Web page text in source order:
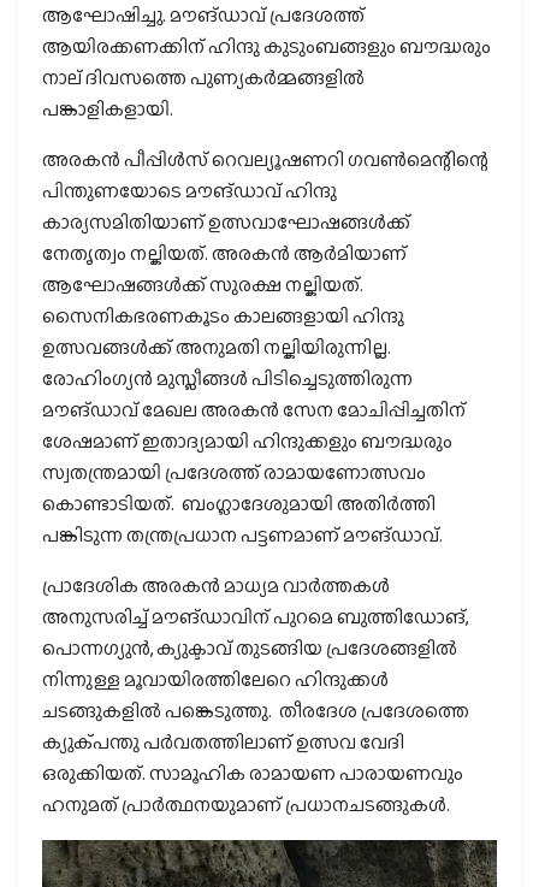
ആഘോഷിച്ചു. മൗങ്ഡാവ് പ്രദേശത്ത്
ആയിരക്കണക്കിന് ഹിന്ദു കുടുംബങ്ങളും ബൗദ്ധരും
നാല് ദിവസത്തെ പുണ്യകര്‍മ്മങ്ങളില്‍
പങ്കാളികളായി.
അരകന്‍ പീപ്പിള്‍സ് റെവല്യൂഷണറി ഗവണ്‍മെന്റിന്റെ
പിന്തുണയോടെ മൗങ്ഡാവ് ഹിന്ദു
കാര്യസമിതിയാണ് ഉത്സവാഘോഷങ്ങള്‍ക്ക്
നേതൃത്വം നല്കിയത്. അരകന്‍ ആര്‍മിയാണ്
ആഘോഷങ്ങള്‍ക്ക് സുരക്ഷ നല്കിയത്.
സൈനികഭരണകൂടം കാലങ്ങളായി ഹിന്ദു
ഉത്സവങ്ങള്‍ക്ക് അനുമതി നല്കിയിരുന്നില്ല.
രോഹിംഗ്യന്‍ മുസ്ലീങ്ങള്‍ പിടിച്ചെടുത്തിരുന്ന
മൗങ്ഡാവ് മേഖല അരകന്‍ സേന മോചിപ്പിച്ചതിന്
ശേഷമാണ് ഇതാദ്യമായി ഹിന്ദുക്കളും ബൗദ്ധരും
സ്വതന്ത്രമായി പ്രദേശത്ത് രാമായണോത്സവം
കൊണ്ടാടിയത്. ബംഗ്ലാദേശുമായി അതിര്‍ത്തി
പങ്കിടുന്ന തന്ത്രപ്രധാന പട്ടണമാണ് മൗങ്ഡാവ്.
പ്രാദേശിക അരകന്‍ മാധ്യമ വാര്‍ത്തകള്‍
അനുസരിച്ച് മൗങ്ഡാവിന് പുറമെ ബുത്തിഡോങ്,
പൊന്നഗ്യുന്‍, ക്യുക്ടാവ് തുടങ്ങിയ പ്രദേശങ്ങളില്‍
നിന്നുള്ള മൂവായിരത്തിലേറെ ഹിന്ദുക്കള്‍
ചടങ്ങുകളില്‍ പങ്കെടുത്തു. തീരദേശ പ്രദേശത്തെ
ക്യുക്പന്തു പര്‍വതത്തിലാണ് ഉത്സവ വേദി
ഒരുക്കിയത്. സാമൂഹിക രാമായണ പാരായണവും
ഹനുമത് പ്രാര്‍ത്ഥനയുമാണ് പ്രധാനചടങ്ങുകള്‍.